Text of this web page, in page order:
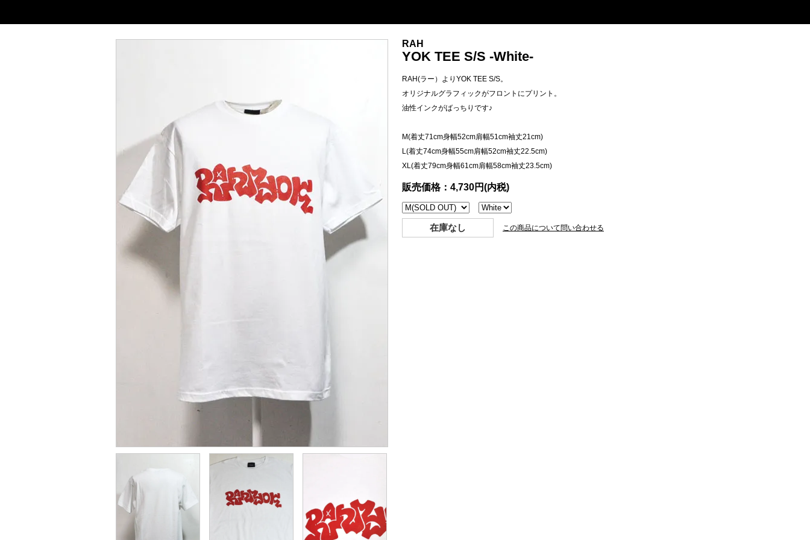
RAH
YOK TEE S/S -White-
RAH(ラー）よりYOK TEE S/S。
オリジナルグラフィックがフロントにプリント。
油性インクがばっちりです♪
M(着丈71cm身幅52cm肩幅51cm袖丈21cm)
L(着丈74cm身幅55cm肩幅52cm袖丈22.5cm)
XL(着丈79cm身幅61cm肩幅58cm袖丈23.5cm)
販売価格：4,730円(内税)
在庫なし この商品について問い合わせる